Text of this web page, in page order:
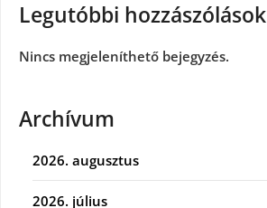
Legutóbbi hozzászólások
Nincs megjeleníthető bejegyzés.
Archívum
2026. augusztus
2026. július